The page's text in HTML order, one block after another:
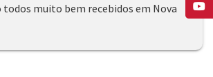
todos muito bem recebidos em Nova